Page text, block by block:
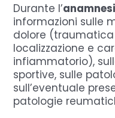
Durante l’anamnesi
informazioni sulle
dolore
localizzazione e
infiammatorio),
sportive, sulle
sull’eventuale
patologie